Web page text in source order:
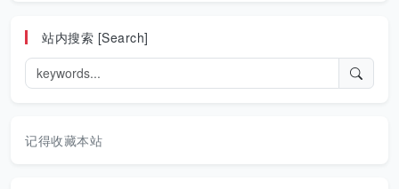
站内搜索 [Search]
记得收藏本站